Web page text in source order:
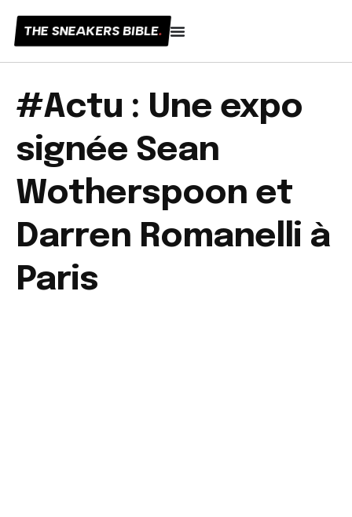
THE SNEAKERS BIBLE.
#Actu : Une expo
signée Sean
Wotherspoon et
Darren Romanelli à
Paris